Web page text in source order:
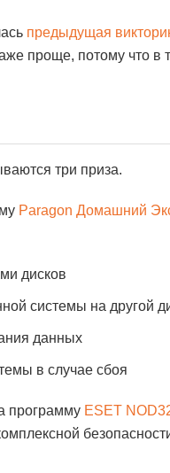
предыдущая
проще, потому что
три приза.
Paragon Домашний
дисков
системы на другой
данных
в случае сбоя
программу ESET